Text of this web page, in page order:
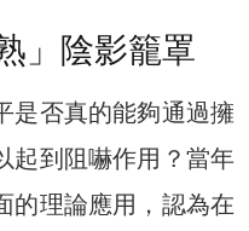
」陰影籠罩
是否真的能夠通過擁
起到阻嚇作用？當年
的理論應用，認為在